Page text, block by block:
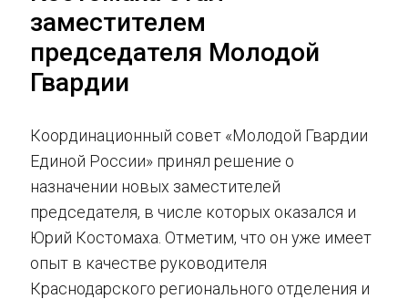
заместителем
председателя Молодой
Гвардии
Координационный совет «Молодой Гвардии
Единой России» принял решение о
назначении новых заместителей
председателя, в числе которых оказался и
Юрий Костомаха. Отметим, что он уже имеет
опыт в качестве руководителя
Краснодарского регионального отделения и